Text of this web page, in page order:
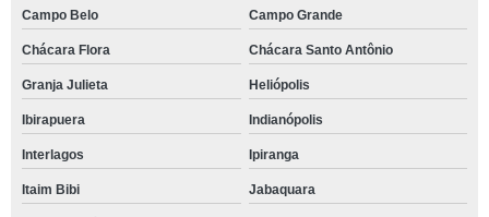
Campo Belo Campo Grande
Chácara Flora Chácara Santo Antônio
Granja Julieta Heliópolis
Ibirapuera Indianópolis
Interlagos Ipiranga
Itaim Bibi Jabaquara